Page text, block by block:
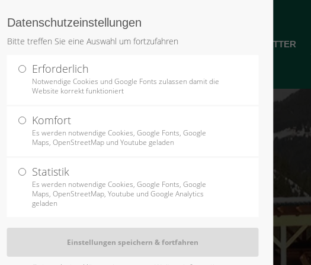
leider nicht.
existiert leider nicht.
STARTSEITE PRODUKTE TISCHLEREI OBJEKTAUSSTATTER
Datenschutzeinstellungen
Bitte treffen Sie eine Auswahl um fortzufahren
Erforderlich
Notwendige Cookies und Google Fonts zulassen damit die
Website korrekt funktioniert
Komfort
Es werden notwendige Cookies, Google Fonts, Google
Maps, OpenStreetMap und Youtube geladen
Statistik
Es werden notwendige Cookies, Google Fonts, Google
Maps, OpenStreetMap, Youtube und Google Analytics
geladen